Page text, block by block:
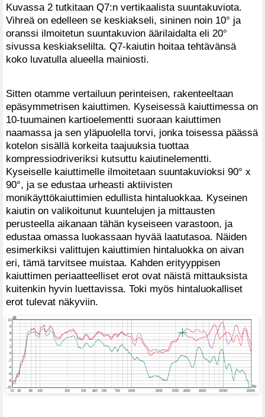
Kuvassa 2 tutkitaan Q7:n vertikaalista suuntakuviota.
Vihreä on edelleen se keskiakseli, sininen noin 10° ja
oranssi ilmoitetun suuntakuvion äärilaidalta eli 20°
sivussa keskiakselilta. Q7-kaiutin hoitaa tehtävänsä
koko luvatulla alueella mainiosti.
Sitten otamme vertailuun perinteisen, rakenteeltaan
epäsymmetrisen kaiuttimen. Kyseisessä kaiuttimessa on
10-tuumainen kartioelementti suoraan kaiuttimen
naamassa ja sen yläpuolella torvi, jonka toisessa päässä
kotelon sisällä korkeita taajuuksia tuottaa
kompressiodriveriksi kutsuttu kaiutinelementti.
Kyseiselle kaiuttimelle ilmoitetaan suuntakuvioksi 90° x
90°, ja se edustaa urheasti aktiivisten
monikäyttökaiuttimien edullista hintaluokkaa. Kyseinen
kaiutin on valikoitunut kuuntelujen ja mittausten
perusteella aikanaan tähän kyseiseen varastoon, ja
edustaa omassa luokassaan hyvää laatutasoa. Näiden
esimerkiksi valittujen kaiuttimien hintaluokka on aivan
eri, tämä tarvitsee muistaa. Kahden erityyppisen
kaiuttimen periaatteelliset erot ovat näistä mittauksista
kuitenkin hyvin luettavissa. Toki myös hintaluokalliset
erot tulevat näkyviin.